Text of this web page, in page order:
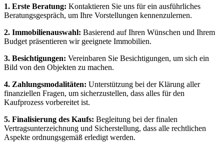
1. Erste Beratung: Kontaktieren Sie uns für ein ausführliches
Beratungsgespräch, um Ihre Vorstellungen kennenzulernen.
2. Immobilienauswahl: Basierend auf Ihren Wünschen und Ihrem
Budget präsentieren wir geeignete Immobilien.
3. Besichtigungen: Vereinbaren Sie Besichtigungen, um sich ein
Bild von den Objekten zu machen.
4. Zahlungsmodalitäten: Unterstützung bei der Klärung aller
finanziellen Fragen, um sicherzustellen, dass alles für den
Kaufprozess vorbereitet ist.
5. Finalisierung des Kaufs: Begleitung bei der finalen
Vertragsunterzeichnung und Sicherstellung, dass alle rechtlichen
Aspekte ordnungsgemäß erledigt werden.